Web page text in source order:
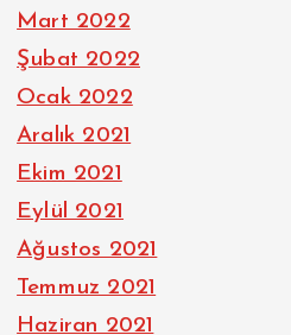
Mart 2022
Şubat 2022
Ocak 2022
Aralık 2021
Ekim 2021
Eylül 2021
Ağustos 2021
Temmuz 2021
Haziran 2021